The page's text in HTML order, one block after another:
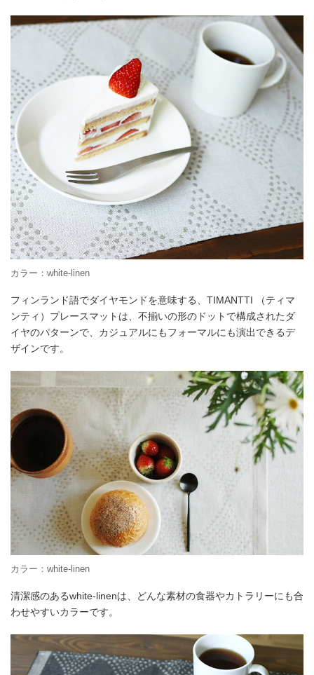
カラー：white-linen
フィンランド語でダイヤモンドを意味する、TIMANTTI （ティマ
ンティ）プレースマットは、不揃いの形のドットで構成されたダ
イヤのパターンで、カジュアルにもフォーマルにも演出できるデ
ザインです。
カラー：white-linen
清潔感のあるwhite-linenは、どんな素材の食器やカトラリーにも合
わせやすいカラーです。